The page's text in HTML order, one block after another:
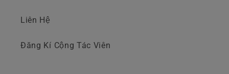
Liên Hệ
Đăng Kí Cộng Tác Viên